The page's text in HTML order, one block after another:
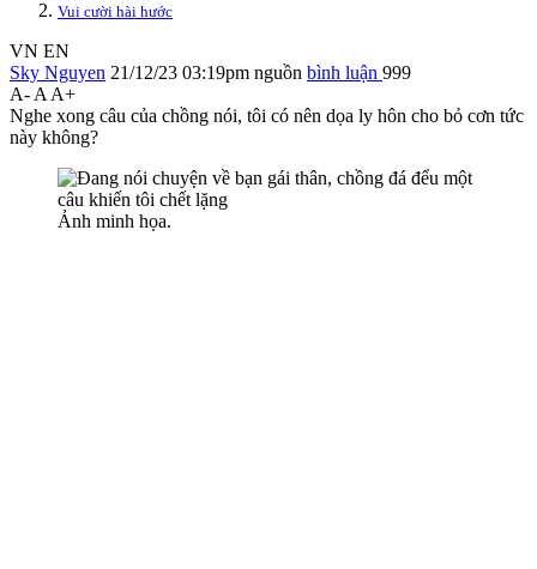
Vui cười hài hước
VN EN
Sky Nguyen 21/12/23 03:19pm nguồn bình luận 999
A- A A+
Nghe xong câu của chồng nói, tôi có nên dọa ly hôn cho bỏ cơn tức
này không?
Ảnh minh họa.